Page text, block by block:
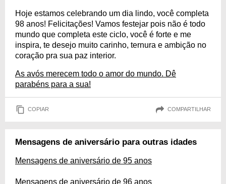
Hoje estamos celebrando um dia lindo, você completa
98 anos! Felicitações! Vamos festejar pois não é todo
mundo que completa este ciclo, você é forte e me
inspira, te desejo muito carinho, ternura e ambição no
coração pra sua paz interior.
As avós merecem todo o amor do mundo. Dê
parabéns para a sua!
COPIAR COMPARTILHAR
Mensagens de aniversário para outras idades
Mensagens de aniversário de 95 anos
Mensagens de aniversário de 96 anos